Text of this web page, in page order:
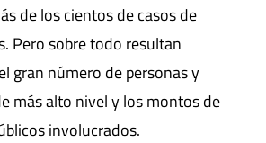
de los cientos de casos de
Pero sobre todo resultan
gran número de personas y
más alto nivel y los montos de
involucrados.